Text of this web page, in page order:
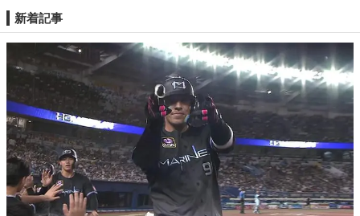
新着記事